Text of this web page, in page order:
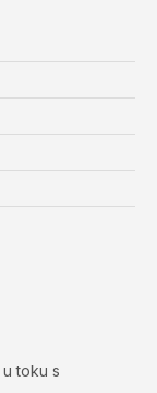
toku s